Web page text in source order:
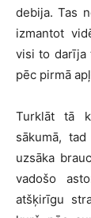
debija. Tas
izmantot
visi to darīja
pēc pirmā
Turklāt tā
sākumā,
uzsāka
vadošo
atšķirīgu